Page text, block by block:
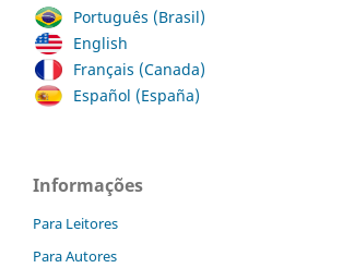
Português (Brasil)
English
Français (Canada)
Español (España)
Informações
Para Leitores
Para Autores